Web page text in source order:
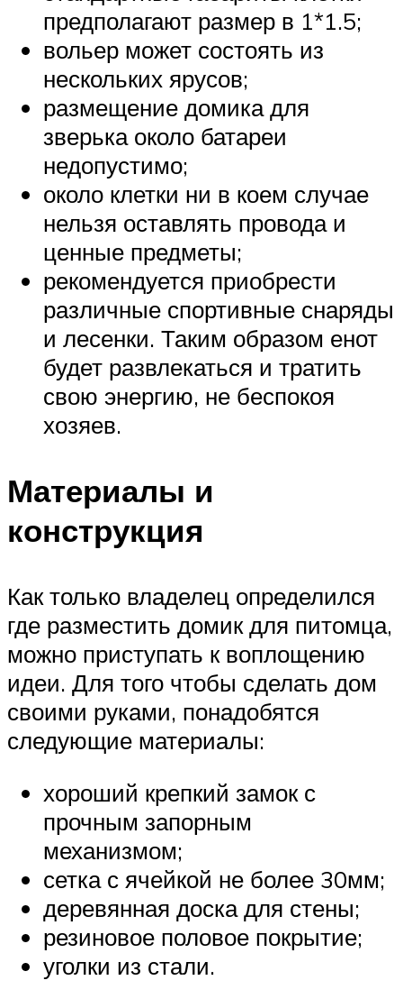
предполагают размер в 1*1.5;
вольер может состоять из
нескольких ярусов;
размещение домика для
зверька около батареи
недопустимо;
около клетки ни в коем случае
нельзя оставлять провода и
ценные предметы;
рекомендуется приобрести
различные спортивные снаряды
и лесенки. Таким образом енот
будет развлекаться и тратить
свою энергию, не беспокоя
хозяев.
Материалы и
конструкция
Как только владелец определился
где разместить домик для питомца,
можно приступать к воплощению
идеи. Для того чтобы сделать дом
своими руками, понадобятся
следующие материалы:
хороший крепкий замок с
прочным запорным
механизмом;
сетка с ячейкой не более 30мм;
деревянная доска для стены;
резиновое половое покрытие;
уголки из стали.